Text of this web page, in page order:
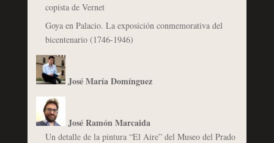
copista de Vernet
Goya en Palacio. La exposición conmemorativa del
bicentenario (1746-1946)
José María Domínguez
José Ramón Marcaida
Un detalle de la pintura “El Aire” del Museo del Prado